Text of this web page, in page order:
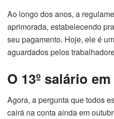
Ao longo dos anos, a
aprimorada, estabelecendo
seu pagamento. Hoje, ele é
aguardados pelos
O 13º salário
Agora, a pergunta que todos
cairá na conta ainda em